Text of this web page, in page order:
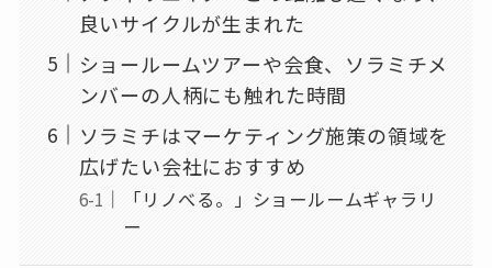
良いサイクルが生まれた
ショールームツアーや会食、ソラミチメ
ンバーの人柄にも触れた時間
ソラミチはマーケティング施策の領域を
広げたい会社におすすめ
「リノべる。」ショールームギャラリ
ー